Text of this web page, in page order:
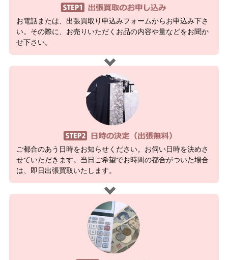
お電話または、出張買取り申込みフォームからお申込み下さ
い。その際に、お売りいただくお品の内容や量などをお聞か
せ下さい。
ご都合のあう日時をお知らせください。お伺い日時を決めさ
せていただきます。当日ご希望でお時間の都合がついた場合
は、即日出張買取いたします。